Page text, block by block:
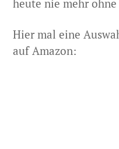
heute nie mehr ohne
Hier mal eine
auf Amazon: